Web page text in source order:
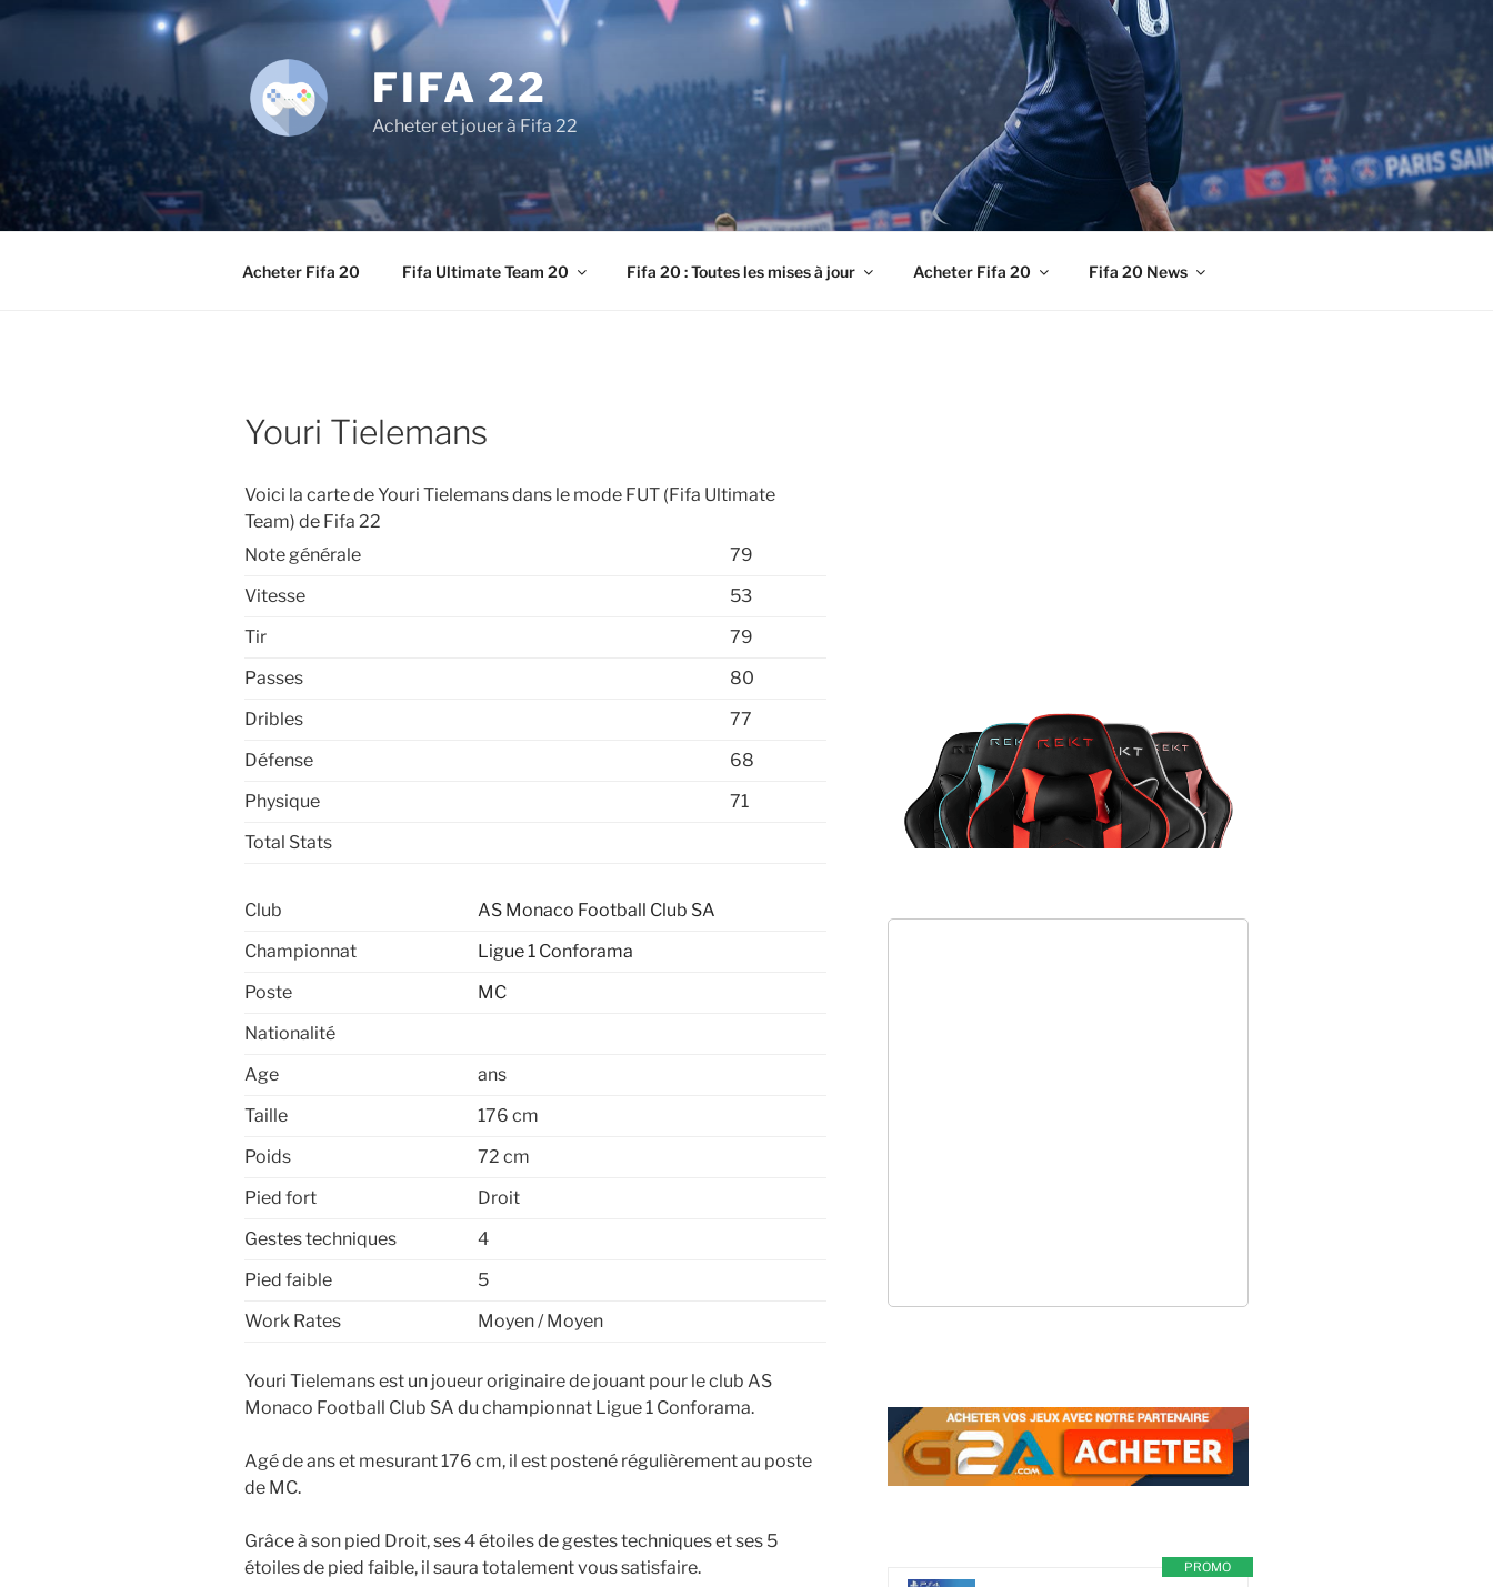
principal
FIFA 22
Acheter et jouer à Fifa 22
Acheter Fifa 20 Fifa Ultimate Team 20 Fifa 20 : Toutes les mises à jour Acheter Fifa 20 Fifa 20 News
Youri Tielemans
Voici la carte de Youri Tielemans dans le mode FUT (Fifa Ultimate
Team) de Fifa 22
Note générale
79
Vitesse
53
Tir
79
Passes
80
Dribles
77
Défense
68
Physique
71
Total Stats
Club
AS Monaco Football Club SA
Championnat
Ligue 1 Conforama
Poste
MC
Nationalité
Age
ans
Taille
176 cm
Poids
72 cm
Pied fort
Droit
Gestes techniques
4
Pied faible
5
Work Rates
Moyen / Moyen
Youri Tielemans est un joueur originaire de jouant pour le club AS
Monaco Football Club SA du championnat Ligue 1 Conforama.
Agé de ans et mesurant 176 cm, il est postené régulièrement au poste
de MC.
Grâce à son pied Droit, ses 4 étoiles de gestes techniques et ses 5
étoiles de pied faible, il saura totalement vous satisfaire.
PROMO